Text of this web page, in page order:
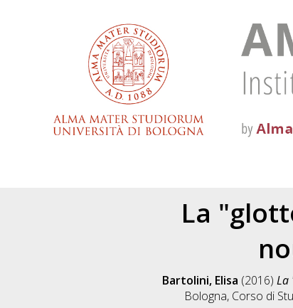
La
Bartolini, Elisa (2016) La
Bologna, Corso di